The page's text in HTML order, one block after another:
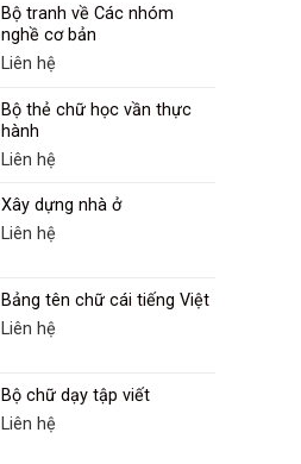
Bộ tranh về Các nhóm
nghề cơ bản
Liên hệ
Bộ thẻ chữ học vần thực
hành
Liên hệ
Xây dựng nhà ở
Liên hệ
Bảng tên chữ cái tiếng Việt
Liên hệ
Bộ chữ dạy tập viết
Liên hệ